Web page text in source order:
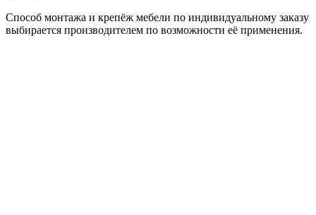
Способ монтажа и крепёж мебели по индивидуальному заказу
выбирается производителем по возможности её применения.